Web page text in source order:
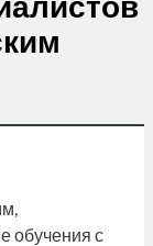
обучения с